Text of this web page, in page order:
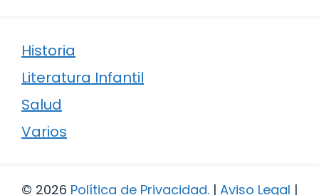
Historia
Literatura Infantil
Salud
Varios
© 2026 Política de Privacidad. | Aviso Legal |